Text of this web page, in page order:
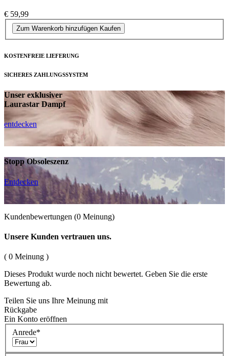
€ 59,99
Zum Warenkorb hinzufügen Kaufen
KOSTENFREIE LIEFERUNG
SICHERES ZAHLUNGSSYSTEM
Unser exklusiver
Laurastar Dampf
entdecken
Stopp Obsoleszenz
Entdecken
Kundenbewertungen (0 Meinung)
Unsere Kunden vertrauen uns.
( 0 Meinung )
Dieses Produkt wurde noch nicht bewertet. Geben Sie die erste
Bewertung ab.
Teilen Sie uns Ihre Meinung mit
Rückgabe
Ein Konto eröffnen
Anrede*